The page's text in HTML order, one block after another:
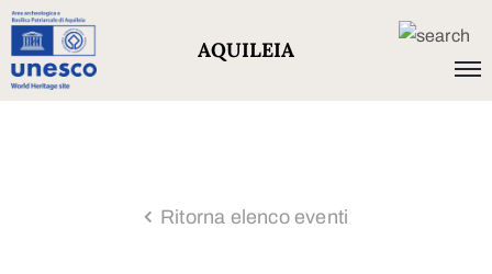
AQUILEIA
Ritorna elenco eventi